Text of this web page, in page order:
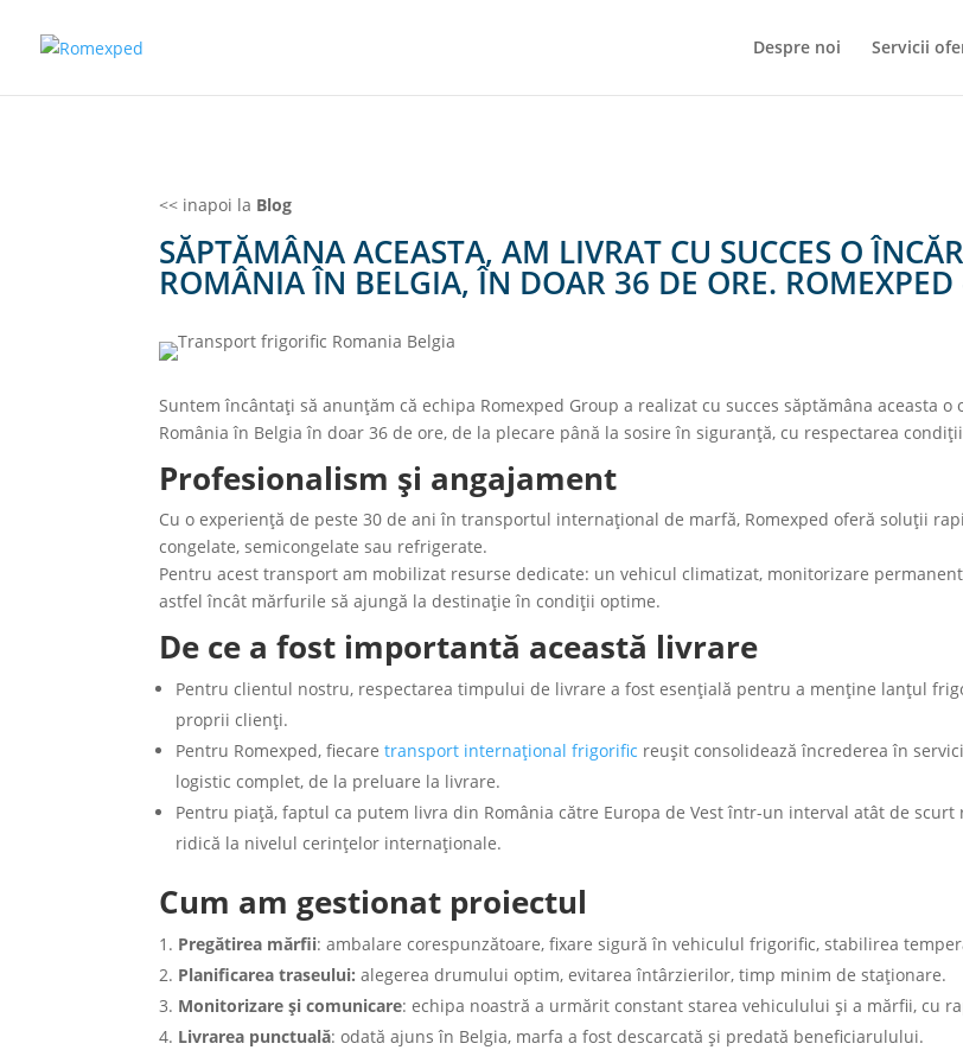
Despre noi Servicii
<< inapoi la Blog
SĂPTĂMÂNA ACEASTA, AM LIVRAT CU SUCCES O
ROMÂNIA ÎN BELGIA, ÎN DOAR 36 DE ORE.
Suntem încântați să anunțăm că echipa Romexped Group a realizat cu succes săptămâna aceasta
România în Belgia în doar 36 de ore, de la plecare până la sosire în siguranţă, cu respectarea
Profesionalism şi angajament
Cu o experienţă de peste 30 de ani în transportul internaţional de marfă, Romexped oferă soluţii
congelate, semicongelate sau refrigerate.
Pentru acest transport am mobilizat resurse dedicate: un vehicul climatizat, monitorizare
astfel încât mărfurile să ajungă la destinaţie în condiţii optime.
De ce a fost importantă această livrare
Pentru clientul nostru, respectarea timpului de livrare a fost esenţială pentru a menţine lanţul
proprii clienţi.
Pentru Romexped, fiecaretransport internațional frigorific reușit consolidează încrederea în
logistic complet, de la preluare la livrare.
Pentru piaţă, faptul ca putem livra din România către Europa de Vest într-un interval atât de
ridică la nivelul cerinţelor internaţionale.
Cum am gestionat proiectul
Pregătirea mărfii: ambalare corespunzătoare, fixare sigură în vehiculul frigorific, stabilirea
Planificarea traseului: alegerea drumului optim, evitarea întârzierilor, timp minim de staţionare.
Monitorizare şi comunicare: echipa noastră a urmărit constant starea vehiculului şi a mărfii, cu
Livrarea punctuală: odată ajuns în Belgia, marfa a fost descarcată şi predată beneficiarulului.